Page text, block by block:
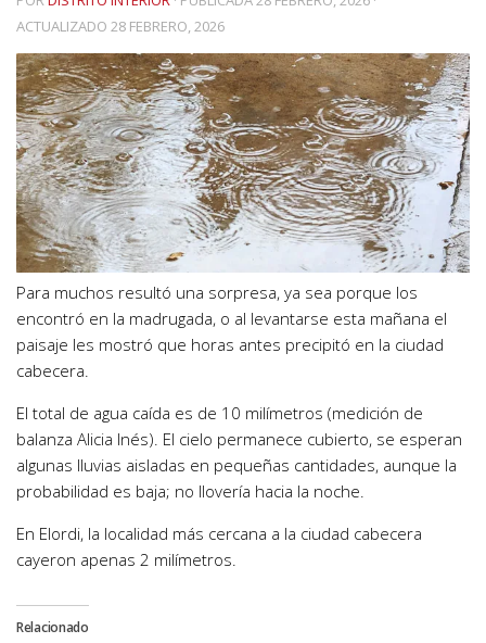
ACTUALIZADO 28 FEBRERO, 2026
Para muchos resultó una sorpresa, ya sea porque los
encontró en la madrugada, o al levantarse esta mañana el
paisaje les mostró que horas antes precipitó en la ciudad
cabecera.
El total de agua caída es de 10 milímetros (medición de
balanza Alicia Inés). El cielo permanece cubierto, se esperan
algunas lluvias aisladas en pequeñas cantidades, aunque la
probabilidad es baja; no llovería hacia la noche.
En Elordi, la localidad más cercana a la ciudad cabecera
cayeron apenas 2 milímetros.
Relacionado